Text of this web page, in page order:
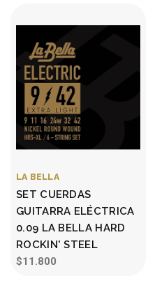
LA BELLA
SET CUERDAS
GUITARRA ELÉCTRICA
0.09 LA BELLA HARD
ROCKIN' STEEL
$11.800